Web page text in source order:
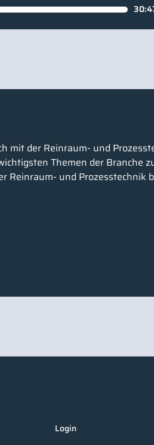
mit der Reinraum- und
Themen der Branche
Reinraum- und Prozesstechnik
Login